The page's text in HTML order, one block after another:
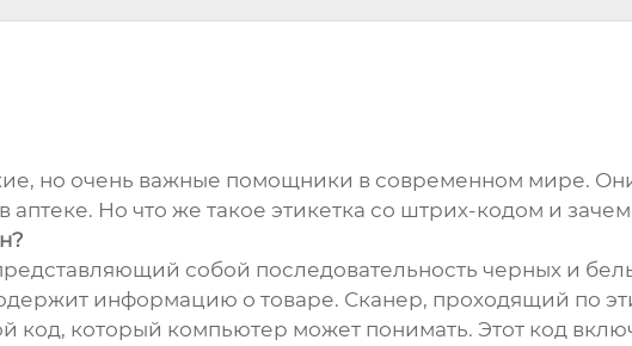
но очень важные помощники в современном мире.
аптеке. Но что же такое этикетка со штрих-кодом и
собой последовательность черных и
информацию о товаре. Сканер, проходящий по
который компьютер может понимать. Этот код